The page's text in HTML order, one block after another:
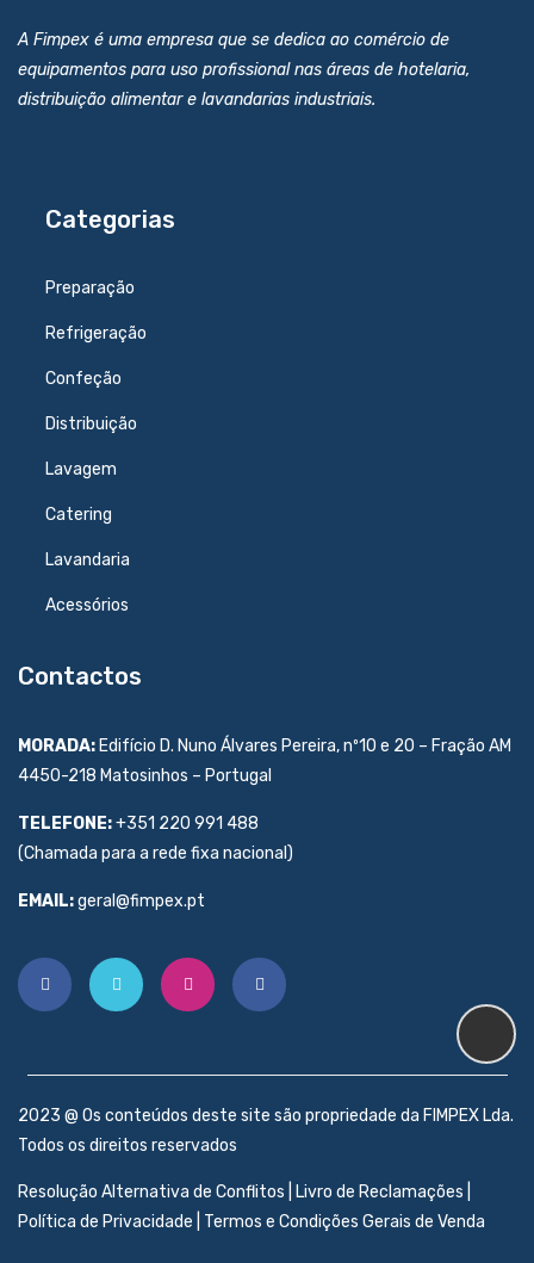
A Fimpex é uma empresa que se dedica ao comércio de
equipamentos para uso profissional nas áreas de hotelaria,
distribuição alimentar e lavandarias industriais.
Categorias
Preparação
Refrigeração
Confeção
Distribuição
Lavagem
Catering
Lavandaria
Acessórios
Contactos
MORADA: Edifício D. Nuno Álvares Pereira, nº10 e 20 – Fração AM
4450-218 Matosinhos – Portugal
TELEFONE:+351 220 991 488
(Chamada para a rede fixa nacional)
EMAIL:geral@fimpex.pt
2023 @ Os conteúdos deste site são propriedade da FIMPEX Lda.
Todos os direitos reservados
Resolução Alternativa de Conflitos Livro de Reclamações
Política de Privacidade
Termos e Condições Gerais de Venda